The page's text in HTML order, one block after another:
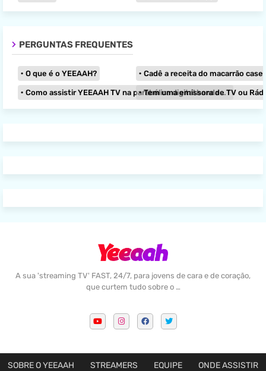
PERGUNTAS FREQUENTES
O que é o YEEAAH? Cadê a receita do macarrão caseiro
Como assistir YEEAAH TV na parabólica digital banda KU?
Tem uma emissora de TV ou Rádio
A sua 'streaming TV' FAST, 24/7, para jovens de cara e de coração,
que curtem tudo sobre o …
SOBRE O YEEAAH STREAMERS EQUIPE ONDE ASSISTIR